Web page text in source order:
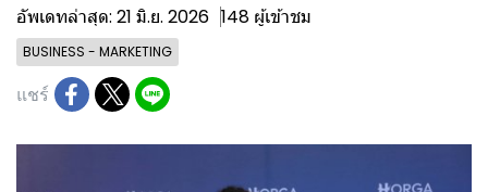
อัพเดทล่าสุด: 21 มิ.ย. 2026 148 ผู้เข้าชม
BUSINESS - MARKETING
แชร์